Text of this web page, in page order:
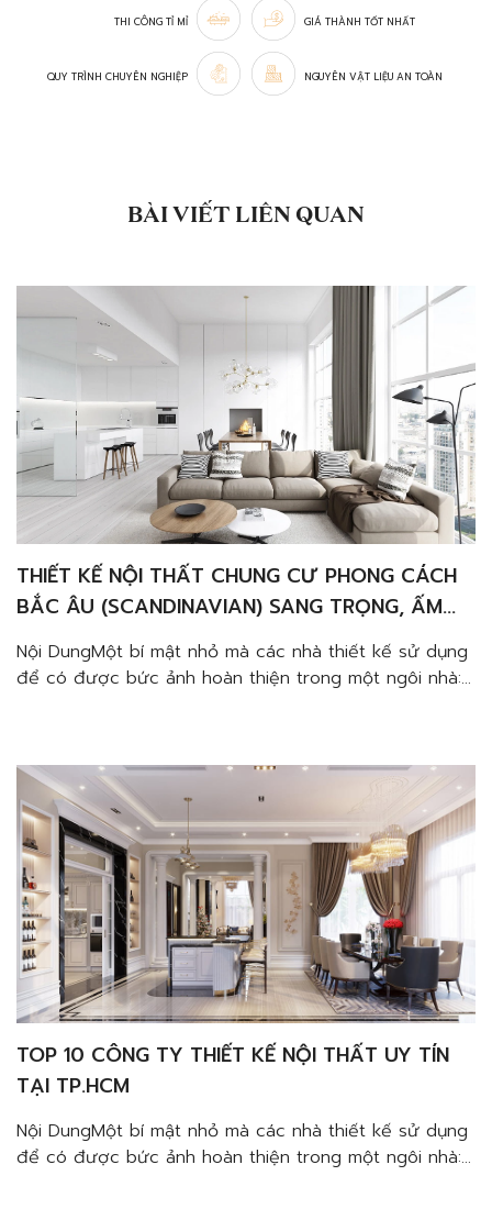
THI CÔNG TỈ MỈ
QUY TRÌNH CHUYÊN NGHIỆP
GIÁ THÀNH TỐT NHẤT
NGUYÊN VẬT LIỆU AN TOÀN
BÀI VIẾT LIÊN QUAN
THIẾT KẾ NỘI THẤT CHUNG CƯ PHONG CÁCH
BẮC ÂU (SCANDINAVIAN) SANG TRỌNG, ẤM
CÚNG VÀ TINH TẾ
Nội DungMột bí mật nhỏ mà các nhà thiết kế sử dụng
để có được bức ảnh hoàn thiện trong một ngôi nhà:
trí Nhiều […]
TOP 10 CÔNG TY THIẾT KẾ NỘI THẤT UY TÍN
TẠI TP.HCM
Nội DungMột bí mật nhỏ mà các nhà thiết kế sử dụng
để có được bức ảnh hoàn thiện trong một ngôi nhà: